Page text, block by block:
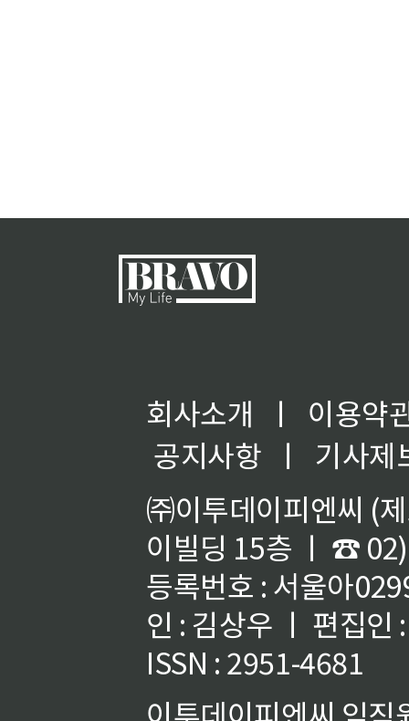
회사소개 ㅣ
이용약
공지사항
ㅣ
기사제
㈜이투데이피엔씨 (
이빌딩 15층 ㅣ ☎
등록번호 : 서울아
인 : 김상우 ㅣ 편집인
ISSN : 2951-4681